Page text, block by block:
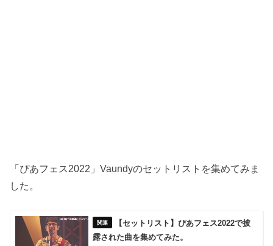
「ぴあフェス2022」Vaundyのセットリストを集めてみま
した。
【セットリスト】ぴあフェス2022で披
露された曲を集めてみた。